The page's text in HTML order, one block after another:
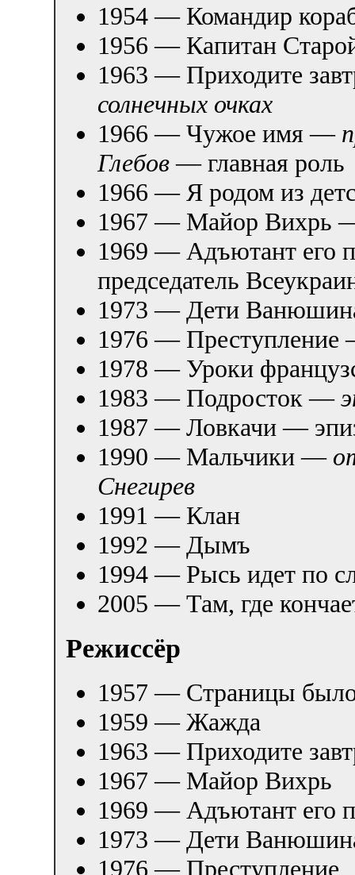
1954 — Командир
1956 — Капитан
1963 — Приходите
солнечных очках
1966 — Чужое имя —
Глебов— главная роль
1966 — Я родом из
1967 — Майор Вихрь
1969 — Адъютант его
председатель
1973 — Дети
1976 —
1978 — Уроки
1983 — Подросток —
1987 — Ловкачи —
1990 — Мальчики —
Снегирев
1991 — Клан
1992 — Дымъ
1994 — Рысь идет по
2005 — Там, где
Режиссёр
1957 — Страницы
1959 — Жажда
1963 — Приходите
1967 — Майор Вихрь
1969 — Адъютант его
1973 — Дети
1976 — Преступление